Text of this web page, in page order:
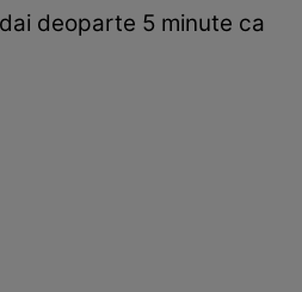
deoparte 5 minute ca